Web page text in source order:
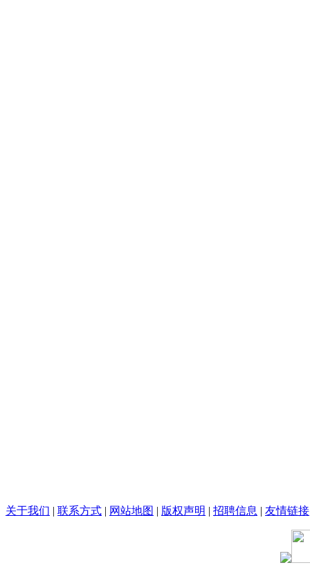
关于我们 | 联系方式 | 网站地图 | 版权声明 | 招聘信息 | 友情链接